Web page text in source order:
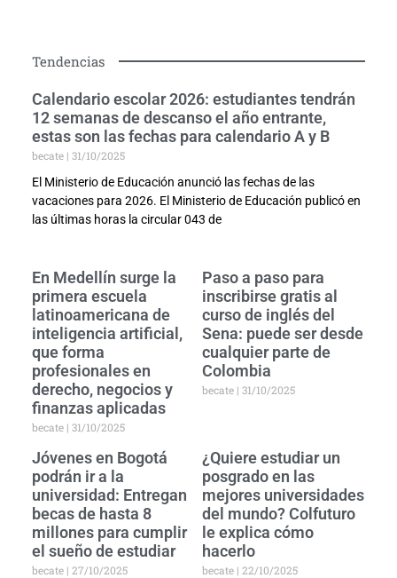
Tendencias
Calendario escolar 2026: estudiantes tendrán
12 semanas de descanso el año entrante,
estas son las fechas para calendario A y B
becate 31/10/2025
El Ministerio de Educación anunció las fechas de las
vacaciones para 2026. El Ministerio de Educación publicó en
las últimas horas la circular 043 de
En Medellín surge la
primera escuela
latinoamericana de
inteligencia artificial,
que forma
profesionales en
derecho, negocios y
finanzas aplicadas
becate 31/10/2025
Paso a paso para
inscribirse gratis al
curso de inglés del
Sena: puede ser desde
cualquier parte de
Colombia
becate 31/10/2025
Jóvenes en Bogotá
podrán ir a la
universidad: Entregan
becas de hasta 8
millones para cumplir
el sueño de estudiar
becate 27/10/2025
¿Quiere estudiar un
posgrado en las
mejores universidades
del mundo? Colfuturo
le explica cómo
hacerlo
becate 22/10/2025